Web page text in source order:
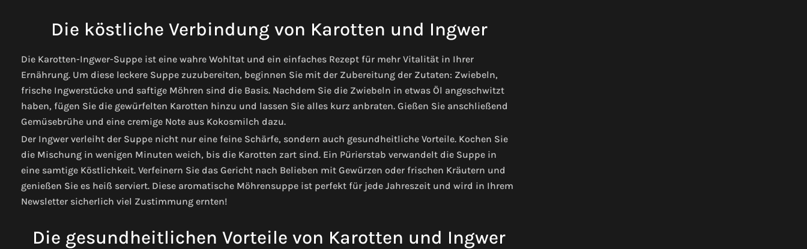
Die köstliche Verbindung von Karotten und Ingwer
Die Karotten-Ingwer-Suppe ist eine wahre Wohltat und ein einfaches Rezept für mehr Vitalität in Ihrer
Ernährung. Um diese leckere Suppe zuzubereiten, beginnen Sie mit der Zubereitung der Zutaten: Zwiebeln,
frische Ingwerstücke und saftige Möhren sind die Basis. Nachdem Sie die Zwiebeln in etwas Öl angeschwitzt
haben, fügen Sie die gewürfelten Karotten hinzu und lassen Sie alles kurz anbraten. Gießen Sie anschließend
Gemüsebrühe und eine cremige Note aus Kokosmilch dazu.
Der Ingwer verleiht der Suppe nicht nur eine feine Schärfe, sondern auch gesundheitliche Vorteile. Kochen Sie
die Mischung in wenigen Minuten weich, bis die Karotten zart sind. Ein Pürierstab verwandelt die Suppe in
eine samtige Köstlichkeit. Verfeinern Sie das Gericht nach Belieben mit Gewürzen oder frischen Kräutern und
genießen Sie es heiß serviert. Diese aromatische Möhrensuppe ist perfekt für jede Jahreszeit und wird in Ihrem
Newsletter sicherlich viel Zustimmung ernten!
Die gesundheitlichen Vorteile von Karotten und Ingwer